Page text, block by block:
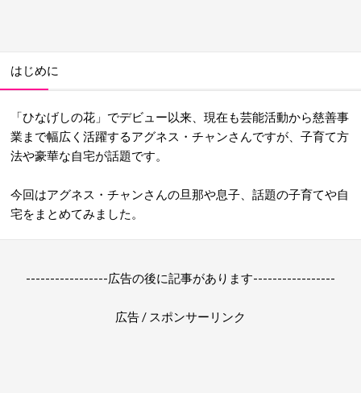
はじめに
「ひなげしの花」でデビュー以来、現在も芸能活動から慈善事
業まで幅広く活躍するアグネス・チャンさんですが、子育て方
法や豪華な自宅が話題です。
今回はアグネス・チャンさんの旦那や息子、話題の子育てや自
宅をまとめてみました。
-----------------広告の後に記事があります-----------------
広告 / スポンサーリンク